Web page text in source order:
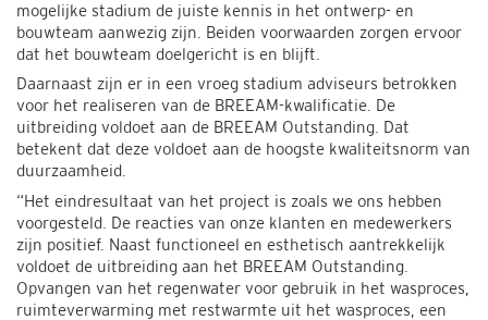
mogelijke stadium de juiste kennis in het ontwerp- en
bouwteam aanwezig zijn. Beiden voorwaarden zorgen ervoor
dat het bouwteam doelgericht is en blijft.
Daarnaast zijn er in een vroeg stadium adviseurs betrokken
voor het realiseren van de BREEAM-kwalificatie. De
uitbreiding voldoet aan de BREEAM Outstanding. Dat
betekent dat deze voldoet aan de hoogste kwaliteitsnorm van
duurzaamheid.
“Het eindresultaat van het project is zoals we ons hebben
voorgesteld. De reacties van onze klanten en medewerkers
zijn positief. Naast functioneel en esthetisch aantrekkelijk
voldoet de uitbreiding aan het BREEAM Outstanding.
Opvangen van het regenwater voor gebruik in het wasproces,
ruimteverwarming met restwarmte uit het wasproces, een